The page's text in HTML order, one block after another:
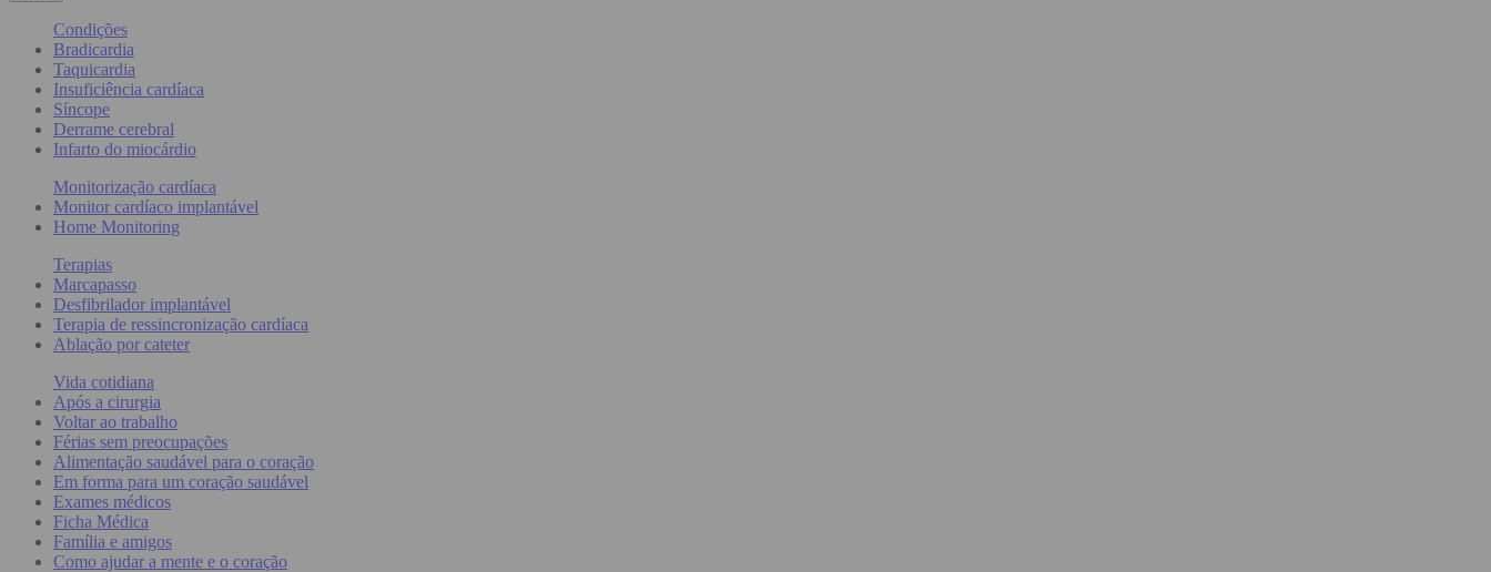
Condições
Bradicardia
Taquicardia
Insuficiência cardíaca
Síncope
Derrame cerebral
Infarto do miocárdio
Monitorização cardíaca
Monitor cardíaco implantável
Home Monitoring
Terapias
Marcapasso
Desfibrilador implantável
Terapia de ressincronização cardíaca
Ablação por cateter
Vida cotidiana
Após a cirurgia
Voltar ao trabalho
Férias sem preocupações
Alimentação saudável para o coração
Em forma para um coração saudável
Exames médicos
Ficha Médica
Família e amigos
Como ajudar a mente e o coração